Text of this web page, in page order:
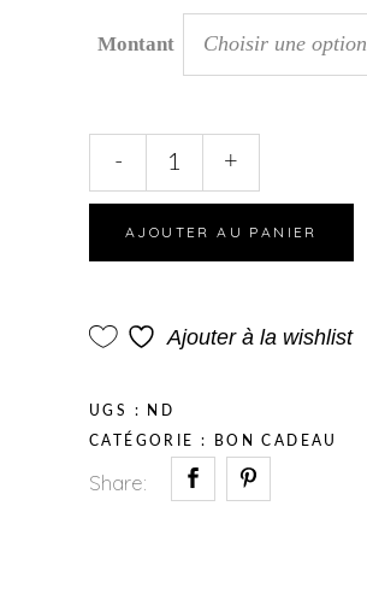
Montant Choisir une option
quantity
- +
AJOUTER AU PANIER
Ajouter à la wishlist
UGS : ND
CATÉGORIE : BON CADEAU
Share: